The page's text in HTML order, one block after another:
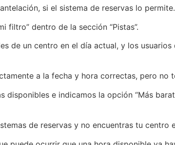
si el sistema de reservas lo permite.
filtro” dentro de la sección “Pistas”.
de un centro en el día actual, y los
a la fecha y hora correctas, pero no
disponibles e indicamos la opción “Más
de reservas y no encuentras tu